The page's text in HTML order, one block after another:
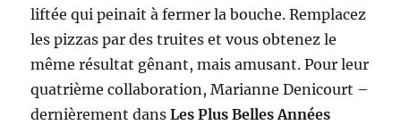
liftée qui peinait à fermer la bouche. Remplacez
les pizzas par des truites et vous obtenez le
même résultat gênant, mais amusant. Pour leur
quatrième collaboration, Marianne Denicourt –
dernièrement dansLes Plus Belles Années